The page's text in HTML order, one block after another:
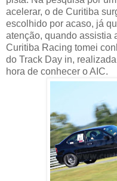
acelerar, o de Curitiba
escolhido por acaso, já
atenção, quando assistia
Curitiba Racing tomei
do Track Day in,
hora de conhecer o AIC.